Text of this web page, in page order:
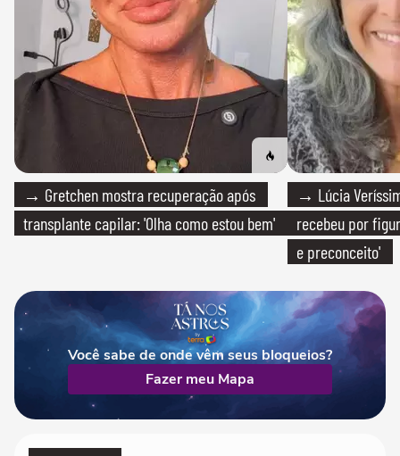
→ Gretchen mostra recuperação após
transplante capilar: 'Olha como estou bem'
→ Lúcia
recebeu por
e preconceito'
Você sabe de onde vêm seus bloqueios?
Fazer meu Mapa